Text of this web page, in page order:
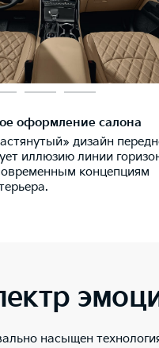
оформление салона
дизайн
иллюзию линии
концепциям
насыщен